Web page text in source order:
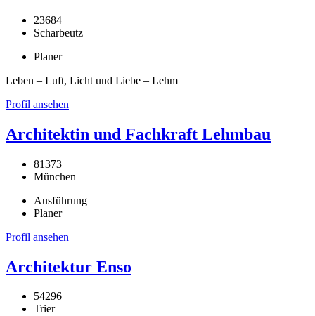
23684
Scharbeutz
Planer
Leben – Luft, Licht und Liebe – Lehm
Profil ansehen
Architektin und Fachkraft Lehmbau
81373
München
Ausführung
Planer
Profil ansehen
Architektur Enso
54296
Trier